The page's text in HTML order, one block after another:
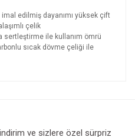
edilmiş dayanımı yüksek çift
çelik
sertleştirme ile kullanım ömrü
sıcak dövme çeliği ile
ve sizlere özel sürpriz